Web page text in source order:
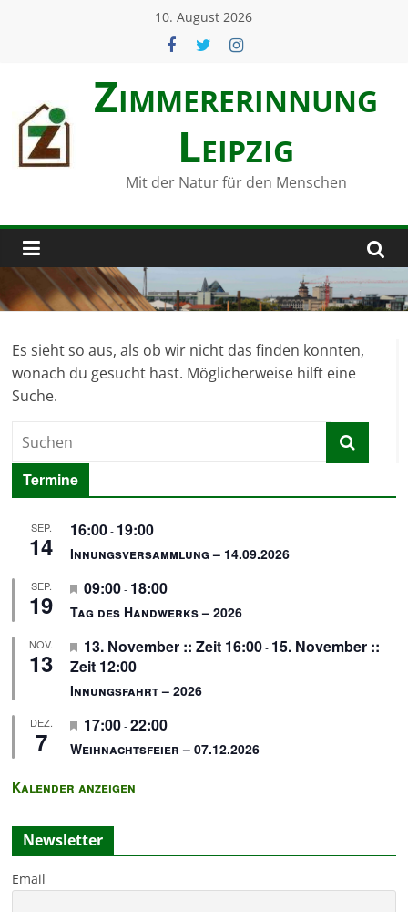
10. August 2026
Zimmerer­innung
Leipzig
Mit der Natur für den Menschen
Es sieht so aus, als ob wir nicht das finden konnten,
wonach du gesucht hast. Möglicherweise hilft eine
Suche.
Termine
SEP.
14
16:00- 19:00
Innungsversammlung – 14.09.2026
SEP.
19
H
e
v
o
r
e
h
b
n
09:00- 18:00
Tag des Handwerks – 2026
NOV.
13
H
e
r
o
r
e
o
b
n
13. November :: Zeit 16:00- 15. November ::
Zeit 12:00
Innungsfahrt – 2026
DEZ.
7
H
e
v
r
g
17:00-22:00
Weihnachtsfeier – 07.12.2026
Kalender anzeigen
Newsletter
Email